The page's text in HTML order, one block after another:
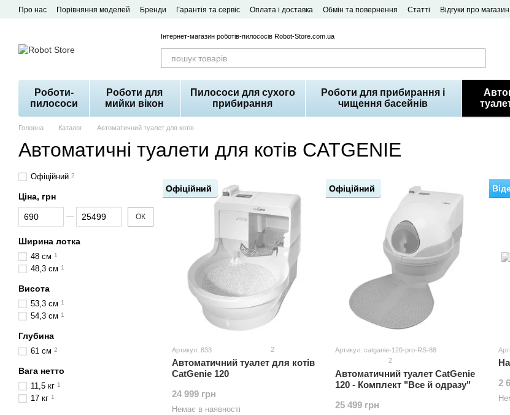
Перейти до основного контенту
Про нас Порівняння моделей Бренди Гарантія та сервіс Оплата і доставка Обмін та повернення Статті Відгуки про магазин
Інтернет-магазин роботів-пилососів Robot-Store.com.ua
Роботи-
пилососи
Роботи для
мийки вікон
Пилососи для сухого
прибирання
Роботи для прибирання і
чищення басейнів
Головна Каталог Автоматичний туалет для котів
Автоматичні туалети для котів CATGENIE
Офіційний
Артикул: 833 2
Автоматичний туалет для котів
CatGenie 120
24 999 грн
Немає в наявності
Офіційний
Артикул: catganie-120-pro-RS-88
2
Автоматичний туалет CatGenie
120 - Комплект "Все й одразу"
25 499 грн
2
Офіційний 2
Ціна, грн
Від Ціна, грн
До Ціна, грн ОК
Ширина лотка
48 см 1
48,3 см 1
Висота
53,3 см 1
54,3 см 1
Глубина
61 см 2
Вага нетто
11,5 кг 1
17 кг 1